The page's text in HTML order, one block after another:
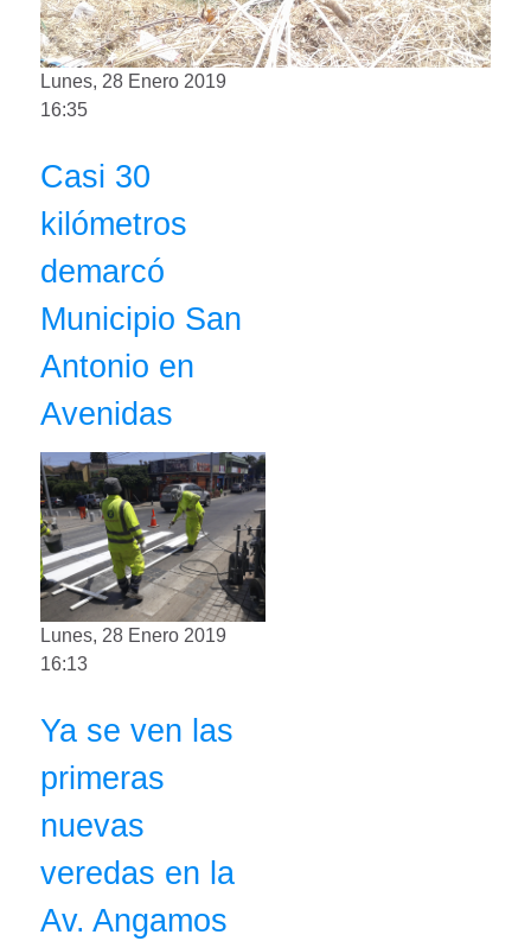
Lunes, 28 Enero 2019
16:35
Casi 30
kilómetros
demarcó
Municipio San
Antonio en
Avenidas
Lunes, 28 Enero 2019
16:13
Ya se ven las
primeras
nuevas
veredas en la
Av. Angamos